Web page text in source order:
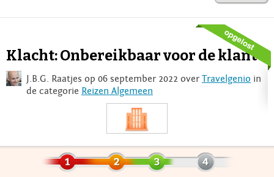
Klacht: Onbereikbaar voor de klant
J.B.G. Raatjes op 06 september 2022 overTravelgenio in
de categorie Reizen Algemeen